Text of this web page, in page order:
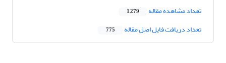
تعداد مشاهده مقاله 1,279
تعداد دریافت فایل اصل مقاله 775